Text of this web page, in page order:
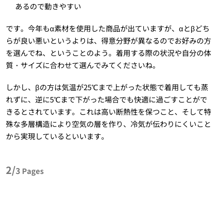
あるので動きやすい
です。今年もα素材を使用した商品が出ていますが、αとβどち
らが良い悪いというよりは、得意分野が異なるのでお好みの方
を選んでね、ということのよう。着用する際の状況や自分の体
質・サイズに合わせて選んでみてくださいね。
しかし、βの方は気温が25℃まで上がった状態で着用しても蒸
れずに、逆に5℃まで下がった場合でも快適に過ごすことがで
きるとされています。これは高い断熱性を保つこと、そして特
殊な多層構造により空気の層を作り、冷気が伝わりにくいこと
から実現しているといいます。
2/3 Pages